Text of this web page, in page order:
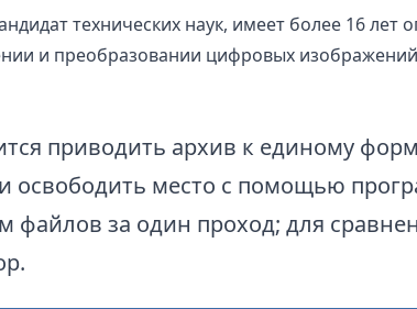
технических наук, имеет более 16
и преобразовании цифровых
приводить архив к единому
освободить место с помощью
файлов за один проход; для